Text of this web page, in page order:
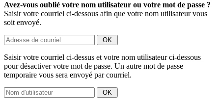
Avez-vous oublié votre nom utilisateur ou votre mot de passe ?
Saisir votre courriel ci-dessous afin que votre nom utilisateur vous
soit envoyé.
Saisir votre courriel ci-dessus et votre nom utilisateur ci-dessous
pour désactiver votre mot de passe. Un autre mot de passe
temporaire vous sera envoyé par courriel.